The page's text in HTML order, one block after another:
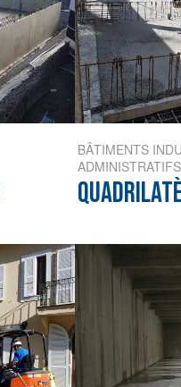
BÂTIMENTS
ADMINISTRATIFS